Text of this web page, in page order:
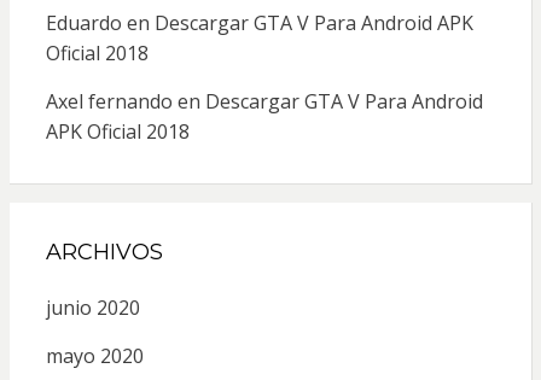
Eduardo en Descargar GTA V Para Android APK
Oficial 2018
Axel fernando en Descargar GTA V Para Android
APK Oficial 2018
ARCHIVOS
junio 2020
mayo 2020